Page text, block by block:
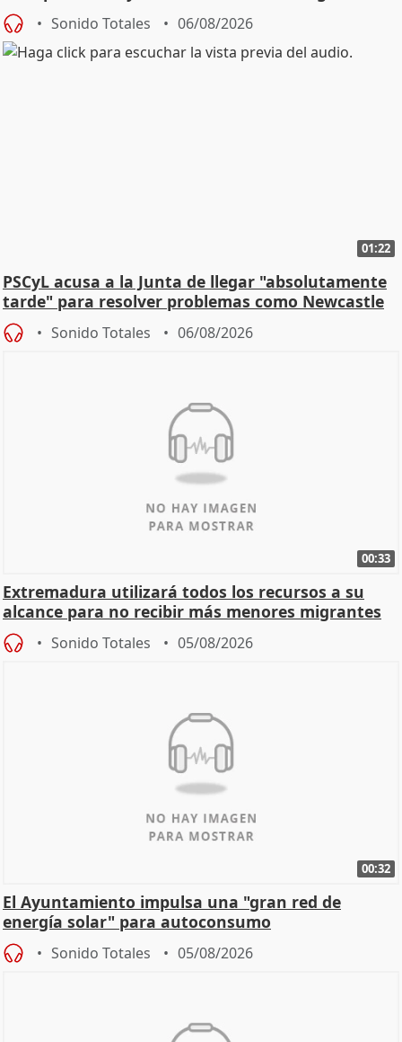
Sonido Totales 06/08/2026
01:22
PSCyL acusa a la Junta de llegar "absolutamente
tarde" para resolver problemas como Newcastle
Sonido Totales 06/08/2026
00:33
Extremadura utilizará todos los recursos a su
alcance para no recibir más menores migrantes
Sonido Totales 05/08/2026
00:32
El Ayuntamiento impulsa una "gran red de
energía solar" para autoconsumo
Sonido Totales 05/08/2026